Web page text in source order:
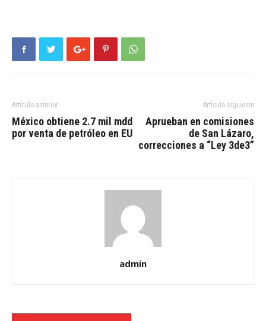
Artículo anterior
México obtiene 2.7 mil mdd
por venta de petróleo en EU
Artículo siguiente
Aprueban en comisiones
de San Lázaro,
correcciones a “Ley 3de3”
admin